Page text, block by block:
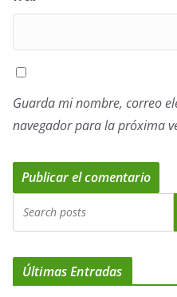
Guarda mi nombre, correo
navegador para la próxima
Últimas Entradas